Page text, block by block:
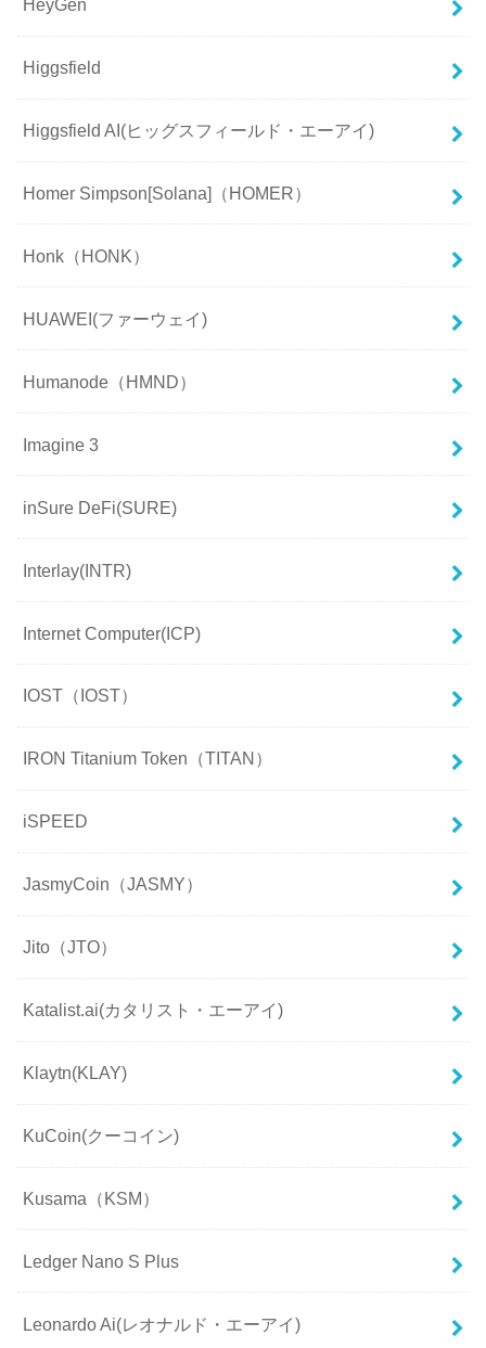
HeyGen
Higgsfield
Higgsfield AI(ヒッグスフィールド・エーアイ)
Homer Simpson[Solana]（HOMER）
Honk（HONK）
HUAWEI(ファーウェイ)
Humanode（HMND）
Imagine 3
inSure DeFi(SURE)
Interlay(INTR)
Internet Computer(ICP)
IOST（IOST）
IRON Titanium Token（TITAN）
iSPEED
JasmyCoin（JASMY）
Jito（JTO）
Katalist.ai(カタリスト・エーアイ)
Klaytn(KLAY)
KuCoin(クーコイン)
Kusama（KSM）
Ledger Nano S Plus
Leonardo Ai(レオナルド・エーアイ)